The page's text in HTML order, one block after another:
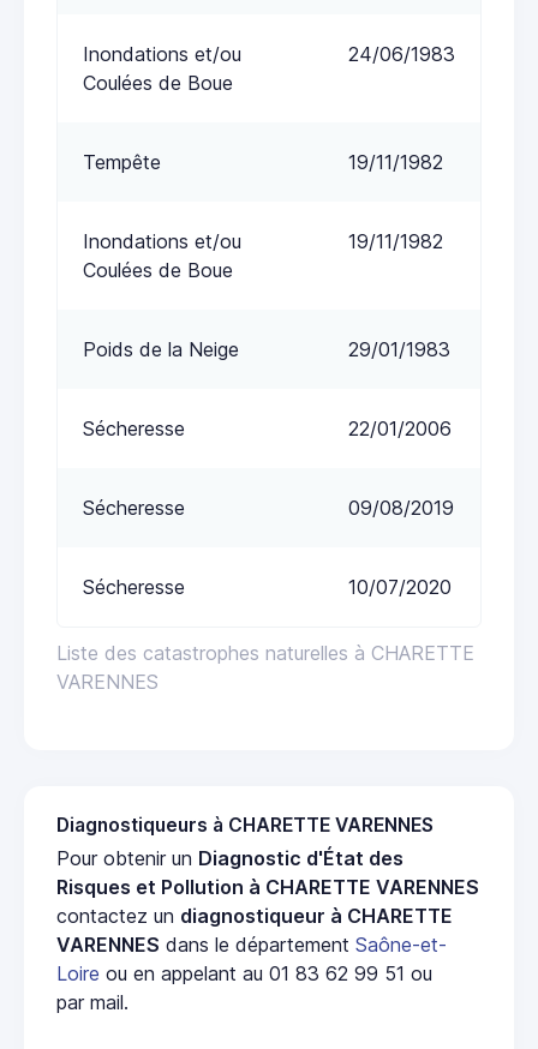
Liste des catastrophes naturelles à CHARETTE
VARENNES
Inondations et/ou
Coulées de Boue
24/06/1983
Tempête 19/11/1982
Inondations et/ou
Coulées de Boue
19/11/1982
Poids de la Neige 29/01/1983
Sécheresse 22/01/2006
Sécheresse 09/08/2019
Sécheresse 10/07/2020
Diagnostiqueurs à CHARETTE VARENNES
Pour obtenir un Diagnostic d'État des
Risques et Pollution à CHARETTE VARENNES
contactez un diagnostiqueur à CHARETTE
VARENNES dans le département Saône-et-
Loire ou en appelant au 01 83 62 99 51 ou
par mail.